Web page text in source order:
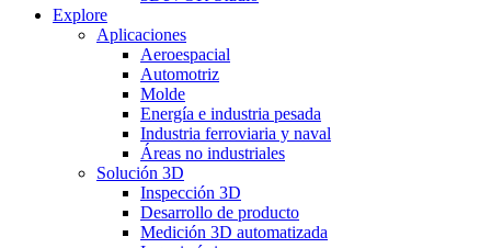
Explore
Aplicaciones
Aeroespacial
Automotriz
Molde
Energía e industria pesada
Industria ferroviaria y naval
Áreas no industriales
Solución 3D
Inspección 3D
Desarrollo de producto
Medición 3D automatizada